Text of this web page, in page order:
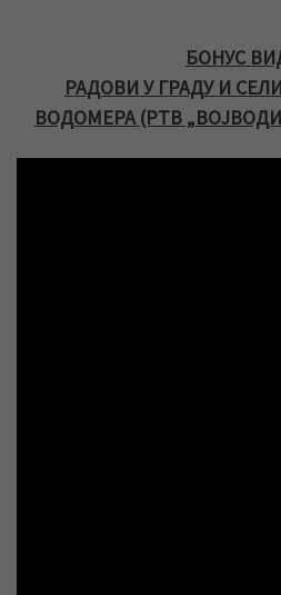
БОНУС
РАДОВИ У ГРАДУ И
ВОДОМЕРА (РТВ